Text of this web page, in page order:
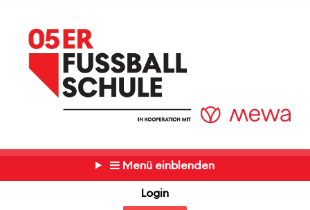
Menü einblenden
Login